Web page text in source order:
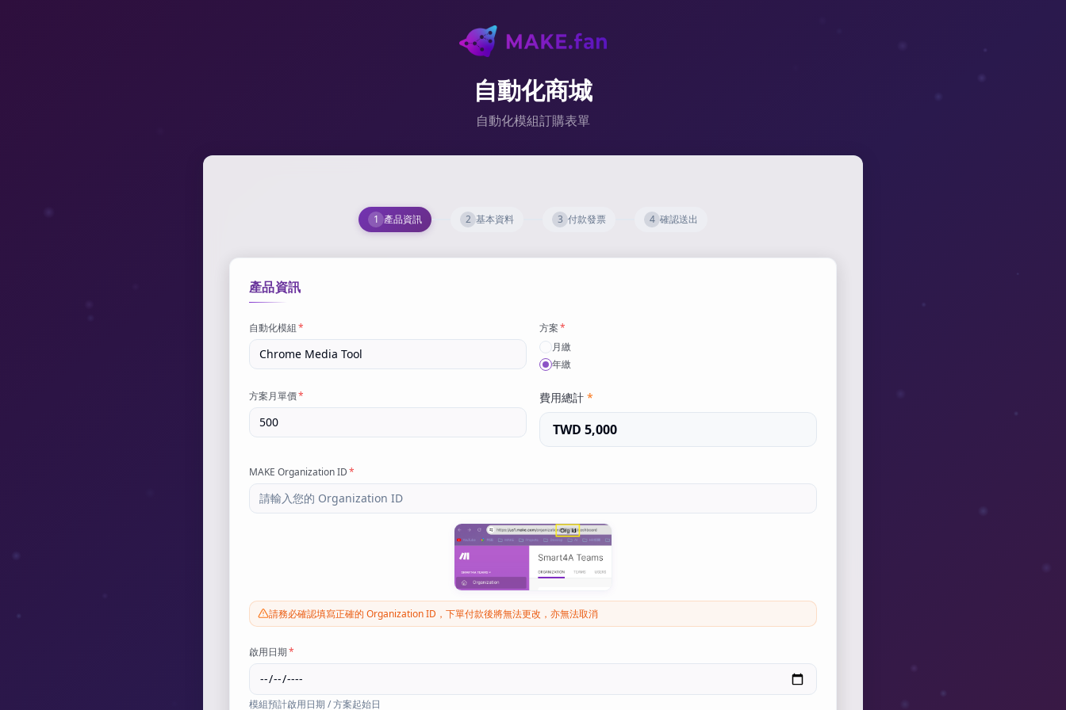
自動化商城
自動化模組訂購表單
1 產品資訊 2 基本資料 3 付款發票 4 確認送出
產品資訊
自動化模組* 方案*
月繳
年繳
方案月單價* 費用總計 *
TWD 5,000
MAKE Organization ID*
請務必確認填寫正確的 Organization ID，下單付款後將無法更改，亦無法取消
啟用日期*
模組預計啟用日期 / 方案起始日